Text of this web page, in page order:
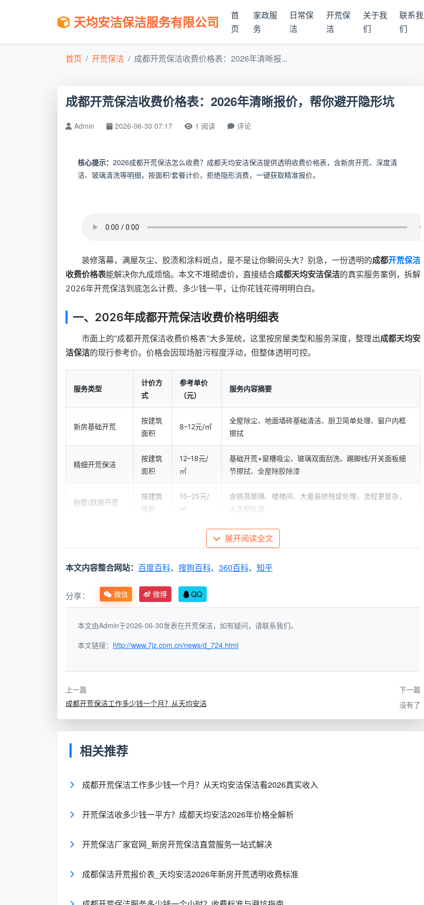
天均安洁保洁服务有限公司
首
页
家政服
务
日常保
洁
开荒保
洁
关于我
们
联系我
们
首页 开荒保洁 成都开荒保洁收费价格表：2026年清晰报...
成都开荒保洁收费价格表：2026年清晰报价，帮你避开隐形坑
Admin 2026-06-30 07:17 1 阅读 评论
核心提示： 2026成都开荒保洁怎么收费？成都天均安洁保洁提供透明收费价格表，含新房开荒、深度清
洁、玻璃清洗等明细，按面积/套餐计价，拒绝隐形消费，一键获取精准报价。
装修落幕，满屋灰尘、胶渍和涂料斑点，是不是让你瞬间头大？别急，一份透明的成都开荒保洁
收费价格表能解决你九成烦恼。本文不堆砌虚价，直接结合成都天均安洁保洁的真实服务案例，拆解
2026年开荒保洁到底怎么计费、多少钱一平，让你花钱花得明明白白。
一、2026年成都开荒保洁收费价格明细表
市面上的“成都开荒保洁收费价格表”大多笼统，这里按房屋类型和服务深度，整理出成都天均安
洁保洁的现行参考价。价格会因现场脏污程度浮动，但整体透明可控。
服务类型
计价方
式
参考单价
（元）
服务内容摘要
新房基础开荒
按建筑
面积
8–12元/㎡
全屋除尘、地面墙砖基础清洁、厨卫简单处理、窗户内框
擦拭
精细开荒保洁
按建筑
面积
12–18元/
㎡
基础开荒+窗槽吸尘、玻璃双面刮洗、踢脚线/开关面板细
节擦拭、全屋除胶除漆
别墅/跃层开荒
按建筑
面积
15–25元/
㎡
含挑高玻璃、楼梯间、大量装修残留处理，流程更复杂，
人员配比高
评估
㎡
翻新后粉尘重，需对老旧痕迹做深度处理，视保护难度浮
动
包干套餐（80–
按套一
口价
800–1800
元/套
注：以上成都开荒保洁收费价格表 数据源于 成都天均安洁保洁
为什么同样是90平米，别家报价1200元，另一家报800元？看懂这四个变量，你就不是外行。
装修后残留物多少，决定工时投入。只是薄灰和满地水泥点、乳胶漆斑，完全是两种工作量。
都天均安洁保洁在初勘时就会标注脏污等级，这会直接反映在你的专属
2. 玻璃面积与窗框复杂度
槽、纱窗，等到现场再加钱。正规的成都开荒保洁收费标准一定会把这些细节提前列明。
3. 是否需要专项除胶除漆
外增加3–8元/㎡的成本。在签单前确认是否包含这项，能避免后期扯皮。
4. 人员配置与验收标准
展开阅读全文
本文内容整合网站： 百度百科、 搜狗百科、 360百科、 知乎
分享： 微信 微博 QQ
本文由Admin于2026-06-30发表在开荒保洁，如有疑问，请联系我们。
本文链接： http://www.7jz.com.cn/news/d_724.html
上一篇
成都开荒保洁工作多少钱一个月？从天均安洁
下一篇
没有了
相关推荐
成都开荒保洁工作多少钱一个月？从天均安洁保洁看2026真实收入
开荒保洁收多少钱一平方？成都天均安洁2026年价格全解析
开荒保洁厂家官网_新房开荒保洁直营服务一站式解决
成都保洁开荒报价表_天均安洁2026年新房开荒透明收费标准